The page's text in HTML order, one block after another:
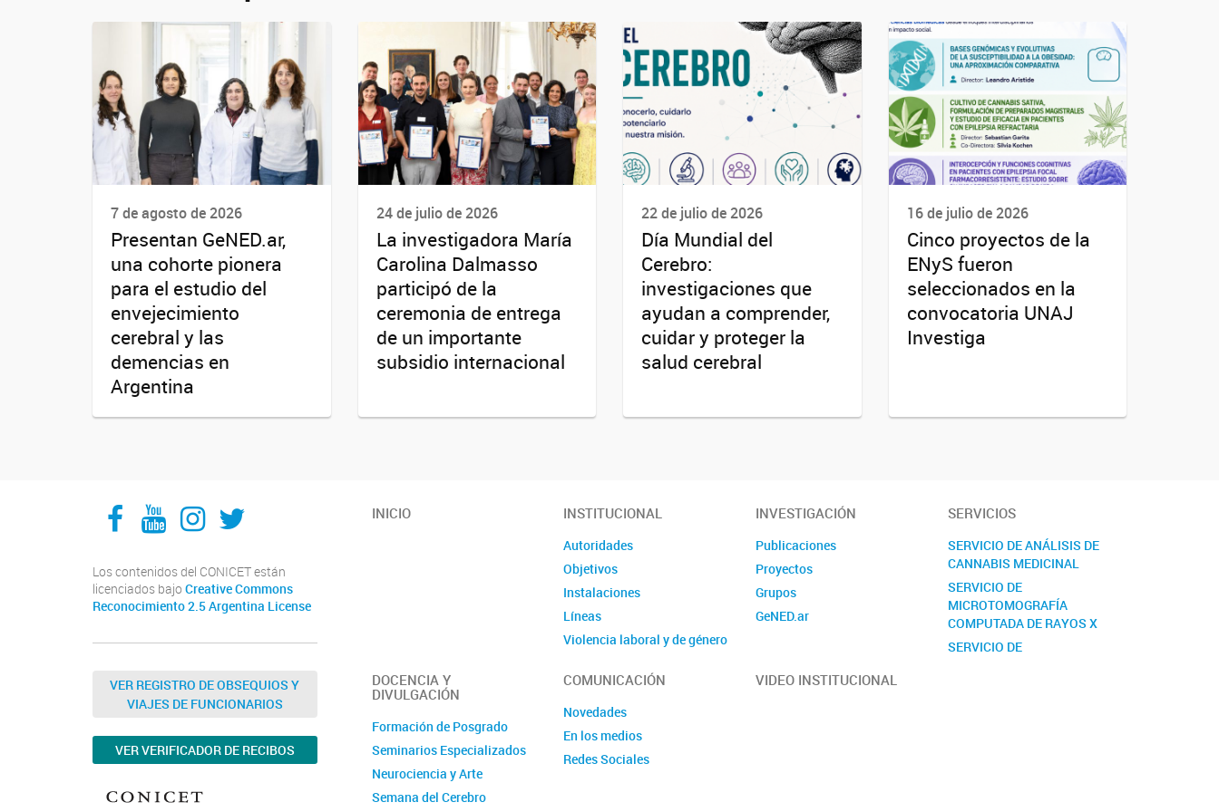
7 de agosto de 2026
Presentan GeNED.ar,
una cohorte pionera
para el estudio del
envejecimiento
cerebral y las
demencias en
Argentina
24 de julio de 2026
La investigadora María
Carolina Dalmasso
participó de la
ceremonia de entrega
de un importante
subsidio internacional
22 de julio de 2026
Día Mundial del
Cerebro:
investigaciones que
ayudan a comprender,
cuidar y proteger la
salud cerebral
16 de julio de 2026
Cinco proyectos de la
ENyS fueron
seleccionados en la
convocatoria UNAJ
Investiga
Facebook
YouTube
Instagram
Twitter
Los contenidos del CONICET están
licenciados bajo Creative Commons
Reconocimiento 2.5 Argentina License
VER REGISTRO DE OBSEQUIOS Y
VIAJES DE FUNCIONARIOS
VER VERIFICADOR DE RECIBOS
INICIO INSTITUCIONAL
Autoridades
Objetivos
Instalaciones
Líneas
Violencia laboral y de género
INVESTIGACIÓN
Publicaciones
Proyectos
Grupos
GeNED.ar
SERVICIOS
SERVICIO DE ANÁLISIS DE
CANNABIS MEDICINAL
SERVICIO DE
MICROTOMOGRAFÍA
COMPUTADA DE RAYOS X
SERVICIO DE
DOCENCIA Y
DIVULGACIÓN
Formación de Posgrado
Seminarios Especializados
Neurociencia y Arte
Semana del Cerebro
COMUNICACIÓN
Novedades
En los medios
Redes Sociales
VIDEO INSTITUCIONAL